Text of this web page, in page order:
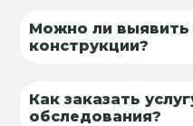
Можно ли
конструкции?
Как заказать
обследования?